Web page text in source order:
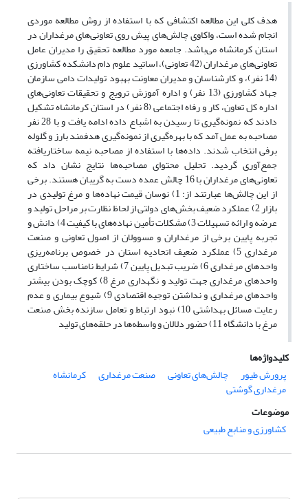
هدف کلی این مطالعه اکتشافی که با استفاده از روش مطالعه موردی
انجام شده است، واکاوی چالش‌های پیش روی تعاونی‌های مرغداران در
استان کرمانشاه می‌باشد. جامعه مورد مطالعه تحقیق را مدیران عامل
تعاونی‌های مرغداران (42 تعاونی)، اساتید علوم دام دانشکده کشاورزی
(14 نفر)، و کارشناسان و مدیران معاونت بهبود تولیدات دامی سازمان
جهاد کشاورزی (13 نفر) و اداره آموزش ترویج و تحقیقات تعاونی‌های
اداره کل تعاون، کار و رفاه اجتماعی (8 نفر) در استان کرمانشاه تشکیل
دادند که نمونه‌گیری تا رسیدن به اشباع داده ادامه یافت و با 28 نفر
مصاحبه به عمل آمد که با بهره‌گیری از نمونه‌گیری هدفمند بارز و گلوله
برفی انتخاب شدند. داده‌ها با استفاده از مصاحبه نیمه ساختاریافته
جمع‌آوری گردید. تحلیل محتوای مصاحبه‌ها نتایج نشان داد که
تعاونی‌های مرغداران با 16 چالش عمده دست به گریبان هستند. برخی
از این چالش‌ها عبارتند از: 1) نوسان قیمت نهاده‌ها و مرغ تولیدی در
بازار 2) عملکرد ضعیف بخش‌های دولتی از لحاظ نظارت بر مراحل تولید و
عرضه و ارائه تسهیلات 3) مشکلات تأمین نهاده‌های با کیفیت 4) دانش و
تجربه پایین برخی از مرغداران و مسوولان از اصول تعاونی و صنعت
مرغداری 5) عملکرد ضعیف اتحادیه استان در خصوص برنامه‌ریزی
واحدهای مرغداری 6) ضریب تبدیل پایین 7) شرایط نامناسب ساختاری
واحدهای مرغداری جهت تولید و نگهداری مرغ 8) کوچک بودن بیشتر
واحدهای مرغداری و نداشتن توجیه اقتصادی 9) شیوع بیماری و عدم
رعایت مسائل بهداشتی 10) نبود ارتباط و تعامل سازنده بخش صنعت
مرغ با دانشگاه 11) حضور دلالان و واسطه‌ها در حلقه‌های تولید
کلیدواژه‌ها
پرورش طیور
چالش‌های تعاونی صنعت مرغداری کرمانشاه
مرغداری گوشتی
موضوعات
کشاورزی و منابع طبیعی